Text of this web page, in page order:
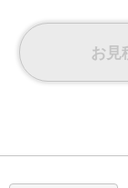
れるお客様は「
お見